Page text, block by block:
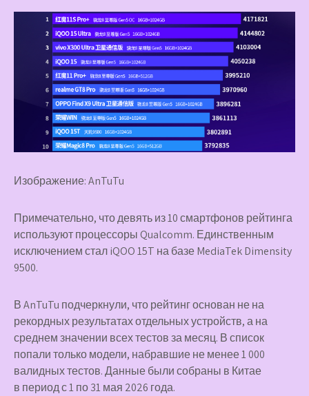
Изображение: AnTuTu
Примечательно, что девять из 10 смартфонов рейтинга
используют процессоры Qualcomm. Единственным
исключением стал iQOO 15T на базе MediaTek Dimensity
9500.
В AnTuTu подчеркнули, что рейтинг основан не на
рекордных результатах отдельных устройств, а на
среднем значении всех тестов за месяц. В список
попали только модели, набравшие не менее 1 000
валидных тестов. Данные были собраны в Китае
в период с 1 по 31 мая 2026 года.